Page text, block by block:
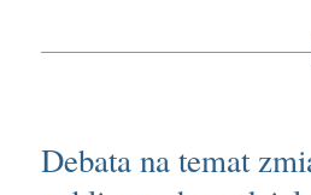
Debata na temat